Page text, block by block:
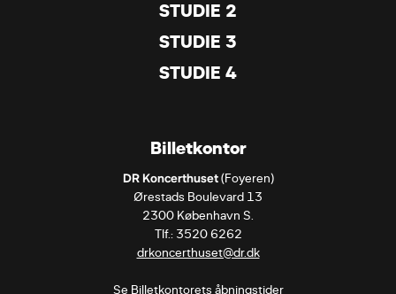
STUDIE 2
STUDIE 3
STUDIE 4
Billetkontor
DR Koncerthuset (Foyeren)
Ørestads Boulevard 13
2300 København S.
drkoncerthuset@dr.dk
Se Billetkontorets åbningstider